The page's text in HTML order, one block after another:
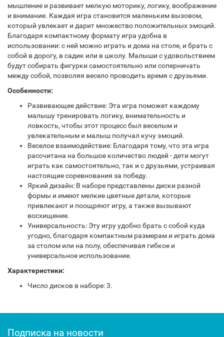
мышление и развивает мелкую моторику, логику, воображение
и внимание. Каждая игра становится маленьким вызовом,
который увлекает и дарит множество положительных эмоций.
Благодаря компактному формату игра удобна в
использовании: с ней можно играть и дома на столе, и брать с
собой в дорогу, в садик или в школу. Малыши с удовольствием
будут собирать фигурки самостоятельно или соперничать
между собой, позволяя весело проводить время с друзьями.
Особенности:
Развивающее действие: Эта игра поможет каждому
малышу тренировать логику, внимательность и
ловкость, чтобы этот процесс был веселым и
увлекательным и малыш получал кучу эмоций.
Веселое взаимодействие: Благодаря тому, что эта игра
рассчитана на большое количество людей - дети могут
играть как самостоятельно, так и с друзьями, устраивая
настоящие соревнования за победу.
Яркий дизайн: В наборе представлены диски разной
формы и имеют мелкие цветные детали, которые
привлекают и поощряют игру, а также вызывают
восхищение.
Универсальность: Эту игру удобно брать с собой куда
угодно, благодаря компактным размерам и играть дома
за столом или на полу, обеспечивая гибкое и
универсальное использование.
Характеристики:
Число дисков в наборе: 3.
Подписка на новости